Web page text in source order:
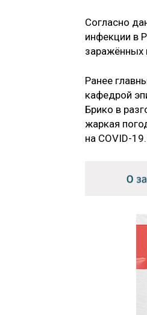
Согласно
инфекции в
заражённых
Ранее
кафедрой
Брико в
жаркая
на COVID-